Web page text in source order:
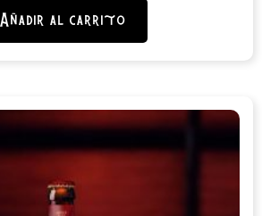
Añadir al carrito